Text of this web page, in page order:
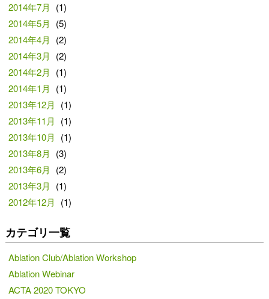
2014年7月
(1)
2014年5月
(5)
2014年4月
(2)
2014年3月
(2)
2014年2月
(1)
2014年1月
(1)
2013年12月
(1)
2013年11月
(1)
2013年10月
(1)
2013年8月
(3)
2013年6月
(2)
2013年3月
(1)
2012年12月
(1)
カテゴリ一覧
Ablation Club/Ablation Workshop
Ablation Webinar
ACTA 2020 TOKYO